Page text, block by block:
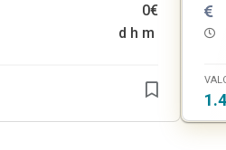
0€
d h m